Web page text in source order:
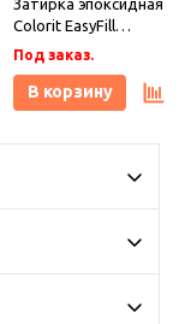
Затирка эпоксидная
Colorit EasyFill
бежевый 1 кг,
Плитонит
Под заказ.
В корзину